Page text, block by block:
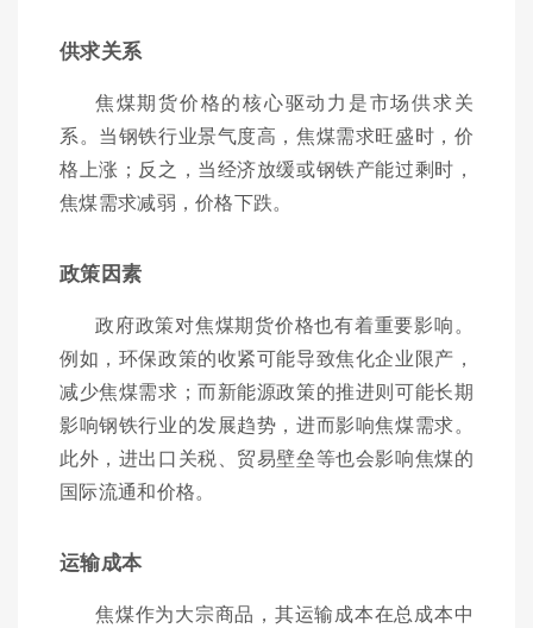
供求关系
焦煤期货价格的核心驱动力是市场供求关
系。当钢铁行业景气度高，焦煤需求旺盛时，价
格上涨；反之，当经济放缓或钢铁产能过剩时，
焦煤需求减弱，价格下跌。
政策因素
政府政策对焦煤期货价格也有着重要影响。
例如，环保政策的收紧可能导致焦化企业限产，
减少焦煤需求；而新能源政策的推进则可能长期
影响钢铁行业的发展趋势，进而影响焦煤需求。
此外，进出口关税、贸易壁垒等也会影响焦煤的
国际流通和价格。
运输成本
焦煤作为大宗商品，其运输成本在总成本中